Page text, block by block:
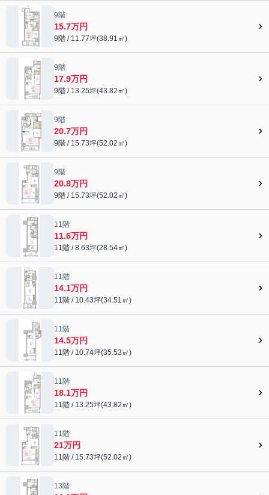
9階
15.7万円
9階 / 11.77坪(38.91㎡)
9階
17.9万円
9階 / 13.25坪(43.82㎡)
9階
20.7万円
9階 / 15.73坪(52.02㎡)
9階
20.8万円
9階 / 15.73坪(52.02㎡)
11階
11.6万円
11階 / 8.63坪(28.54㎡)
11階
14.1万円
11階 / 10.43坪(34.51㎡)
11階
14.5万円
11階 / 10.74坪(35.53㎡)
11階
18.1万円
11階 / 13.25坪(43.82㎡)
11階
21万円
11階 / 15.73坪(52.02㎡)
13階